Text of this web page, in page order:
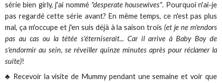
série bien girly, j'ai nommé "desperate housewives". Pourquoi n'ai-je
pas regardé cette série avant? En même temps, ce n'est pas plus
mal, ça m'occupe et j'en suis déjà à la saison trois (et je ne m'endors
pas au cas ou la tétée s'éterniserait... Car il arrive à Baby Boy de
s'endormir au sein, se réveiller quinze minutes après pour réclamer la
suite)!
♣ Recevoir la visite de Mummy pendant une semaine et voir que